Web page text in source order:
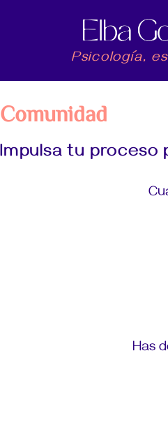
Psicología,
Comunidad
Impulsa tu proceso
Has